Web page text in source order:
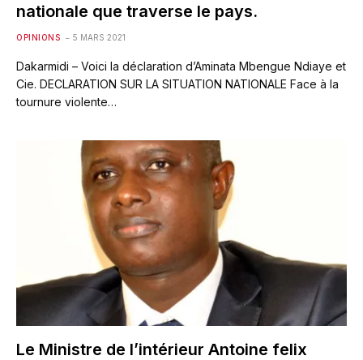
nationale que traverse le pays.
OPINIONS 5 MARS 2021
Dakarmidi – Voici la déclaration d’Aminata Mbengue Ndiaye et
Cie. DECLARATION SUR LA SITUATION NATIONALE Face à la
tournure violente…
Le Ministre de l’intérieur Antoine felix